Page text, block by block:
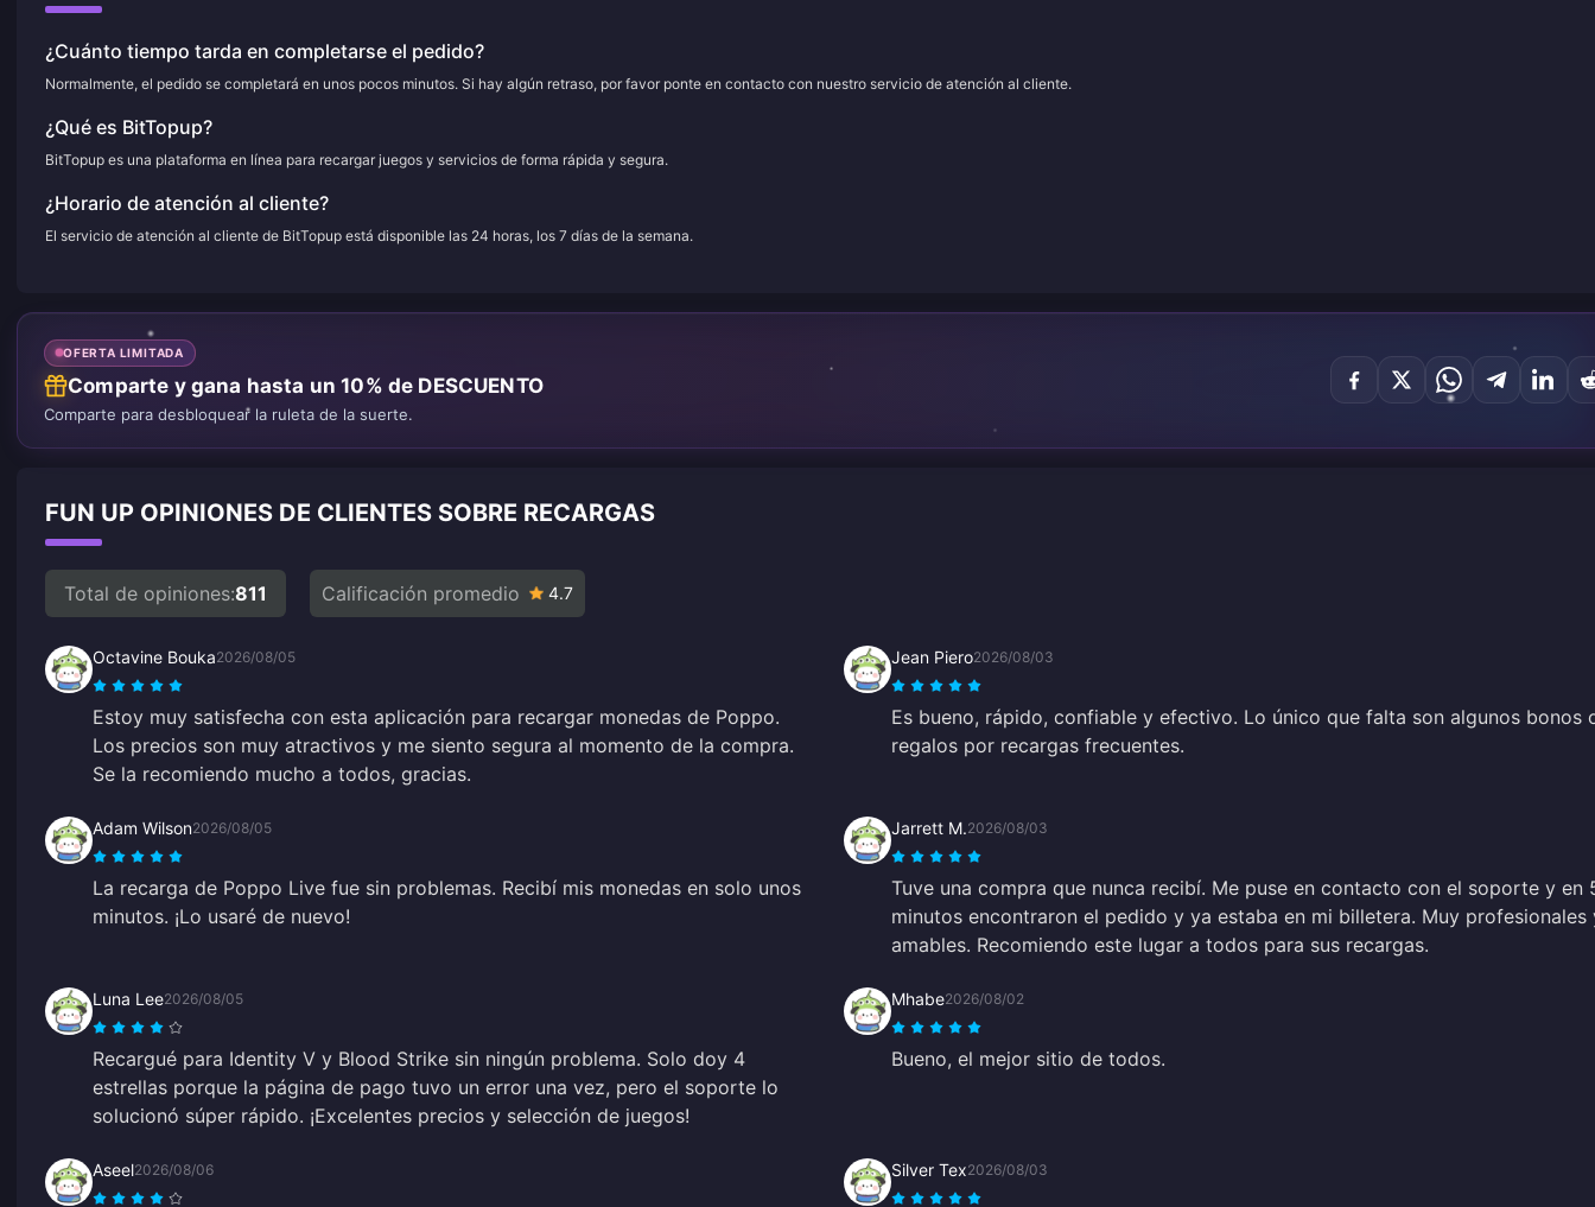
¿Cuánto tiempo tarda en completarse el pedido?
Normalmente, el pedido se completará en unos pocos minutos. Si hay algún retraso, por favor ponte en contacto con nuestro servicio de atención al cliente.
¿Qué es BitTopup?
BitTopup es una plataforma en línea para recargar juegos y servicios de forma rápida y segura.
¿Horario de atención al cliente?
El servicio de atención al cliente de BitTopup está disponible las 24 horas, los 7 días de la semana.
OFERTA LIMITADA
Comparte y gana hasta un 10% de DESCUENTO
Comparte para desbloquear la ruleta de la suerte.
FUN UP OPINIONES DE CLIENTES SOBRE RECARGAS
Total de opiniones:811 Calificación promedio 4.7
Octavine Bouka2026/08/05
Estoy muy satisfecha con esta aplicación para recargar monedas de Poppo.
Los precios son muy atractivos y me siento segura al momento de la compra.
Se la recomiendo mucho a todos, gracias.
Jean Piero2026/08/03
Es bueno, rápido, confiable y efectivo. Lo único que falta son algunos bonos
regalos por recargas frecuentes.
Adam Wilson2026/08/05
La recarga de Poppo Live fue sin problemas. Recibí mis monedas en solo unos
minutos. ¡Lo usaré de nuevo!
Jarrett M.2026/08/03
Tuve una compra que nunca recibí. Me puse en contacto con el soporte y en
minutos encontraron el pedido y ya estaba en mi billetera. Muy profesionales
amables. Recomiendo este lugar a todos para sus recargas.
Luna Lee2026/08/05
Recargué para Identity V y Blood Strike sin ningún problema. Solo doy 4
estrellas porque la página de pago tuvo un error una vez, pero el soporte lo
solucionó súper rápido. ¡Excelentes precios y selección de juegos!
Mhabe2026/08/02
Bueno, el mejor sitio de todos.
Aseel2026/08/06 Silver Tex2026/08/03